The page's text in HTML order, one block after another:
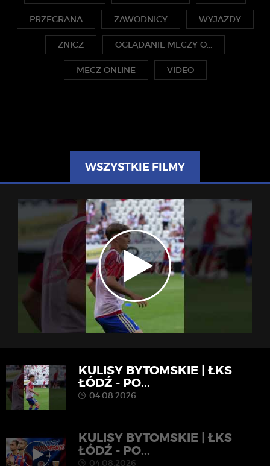
PRZEGRANA ZAWODNICY WYJAZDY
ZNICZ OGLĄDANIE MECZY O...
MECZ ONLINE VIDEO
WSZYSTKIE FILMY
KULISY BYTOMSKIE | ŁKS
ŁÓDŹ - PO...
04.08.2026
KULISY BYTOMSKIE | ŁKS
ŁÓDŹ - PO...
04.08.2026